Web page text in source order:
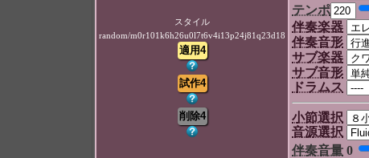
スタイル
random/m0r101k6h26u0l7t6v4i13p24j81q23d18
テンポ
伴奏楽器
伴奏音形
サブ楽器
サブ音形
ドラムス
小節選択
音源選択
伴奏音量 0